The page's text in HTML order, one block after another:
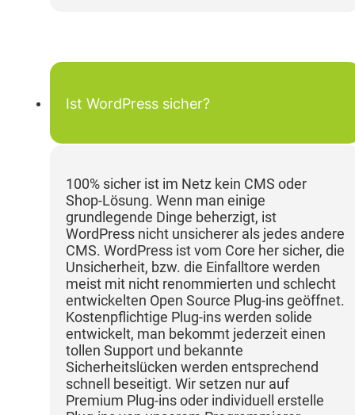
Ist WordPress sicher?
100% sicher ist im Netz kein CMS oder
Shop-Lösung. Wenn man einige
grundlegende Dinge beherzigt, ist
WordPress nicht unsicherer als jedes andere
CMS. WordPress ist vom Core her sicher, die
Unsicherheit, bzw. die Einfalltore werden
meist mit nicht renommierten und schlecht
entwickelten Open Source Plug-ins geöffnet.
Kostenpflichtige Plug-ins werden solide
entwickelt, man bekommt jederzeit einen
tollen Support und bekannte
Sicherheitslücken werden entsprechend
schnell beseitigt. Wir setzen nur auf
Premium Plug-ins oder individuell erstelle